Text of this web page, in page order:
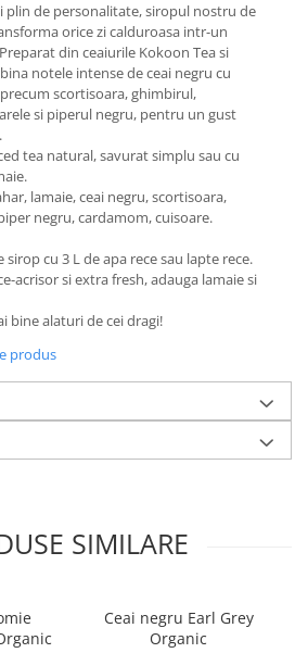
plin de personalitate, siropul nostru de
orice zi calduroasa intr-un
din ceaiurile Kokoon Tea si
notele intense de ceai negru cu
scortisoara, ghimbirul,
si piperul negru, pentru un gust
tea natural, savurat simplu sau cu
lamaie, ceai negru, scortisoara,
negru, cardamom, cuisoare.
sirop cu 3 L de apa rece sau lapte rece.
acrisor si extra fresh, adauga lamaie si
bine alaturi de cei dragi!
produs
SIMILARE
Ceai negru Earl Grey
Organic